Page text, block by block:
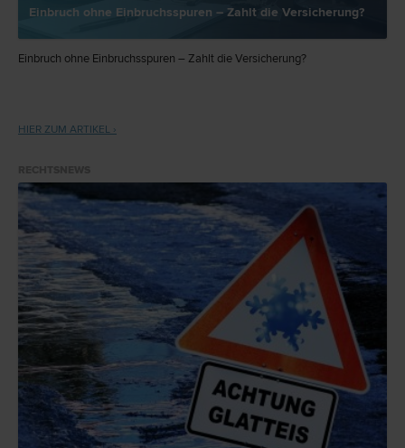
Einbruch ohne Einbruchsspuren – Zahlt die Versicherung?
Einbruch ohne Einbruchsspuren – Zahlt die Versicherung?
HIER ZUM ARTIKEL ›